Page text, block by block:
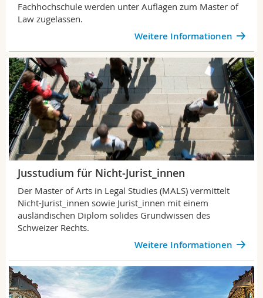
Fachhochschule werden unter Auflagen zum Master of
Law zugelassen.
Weitere Informationen
Jusstudium für Nicht-Jurist_innen
Der Master of Arts in Legal Studies (MALS) vermittelt
Nicht-Jurist_innen sowie Jurist_innen mit einem
ausländischen Diplom solides Grundwissen des
Schweizer Rechts.
Weitere Informationen